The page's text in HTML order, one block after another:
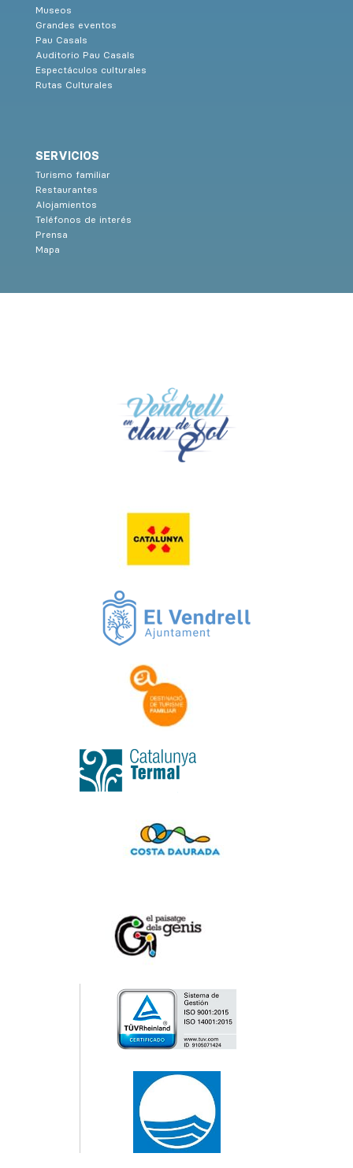
Museos
Grandes eventos
Pau Casals
Auditorio Pau Casals
Espectáculos culturales
Rutas Culturales
SERVICIOS
Turismo familiar
Restaurantes
Alojamientos
Teléfonos de interés
Prensa
Mapa